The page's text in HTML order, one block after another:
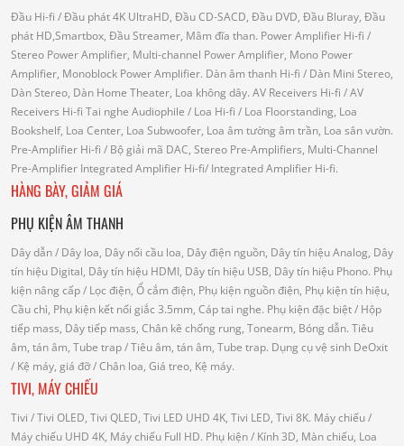
Đầu Hi-fi / Đầu phát 4K UltraHD, Đầu CD-SACD, Đầu DVD, Đầu Bluray, Đầu
phát HD,Smartbox, Đầu Streamer, Mâm đĩa than. Power Amplifier Hi-fi /
Stereo Power Amplifier, Multi-channel Power Amplifier, Mono Power
Amplifier, Monoblock Power Amplifier. Dàn âm thanh Hi-fi / Dàn Mini Stereo,
Dàn Stereo, Dàn Home Theater, Loa không dây. AV Receivers Hi-fi / AV
Receivers Hi-fi Tai nghe Audiophile / Loa Hi-fi / Loa Floorstanding, Loa
Bookshelf, Loa Center, Loa Subwoofer, Loa âm tường âm trần, Loa sân vườn.
Pre-Amplifier Hi-fi / Bộ giải mã DAC, Stereo Pre-Amplifiers, Multi-Channel
Pre-Amplifier Integrated Amplifier Hi-fi/ Integrated Amplifier Hi-fi.
HÀNG BÀY, GIẢM GIÁ
PHỤ KIỆN ÂM THANH
Dây dẫn/ Dây loa, Dây nối cầu loa, Dây điện nguồn, Dây tín hiệu Analog, Dây
tín hiệu Digital, Dây tín hiệu HDMI, Dây tín hiệu USB, Dây tín hiệu Phono. Phụ
kiện nâng cấp/ Lọc điện, Ổ cắm điện, Phụ kiện nguồn điện, Phụ kiện tín hiệu,
Cầu chì, Phụ kiện kết nối giắc 3.5mm, Cáp tai nghe. Phụ kiện đặc biệt/ Hộp
tiếp mass, Dây tiếp mass, Chân kê chống rung, Tonearm, Bóng dẫn. Tiêu
âm, tán âm, Tube trap/ Tiêu âm, tán âm, Tube trap. Dụng cụ vệ sinh DeOxit
/ Kệ máy, giá đỡ/ Chân loa, Giá treo, Kệ máy.
TIVI, MÁY CHIẾU
Tivi / Tivi OLED, Tivi QLED, Tivi LED UHD 4K, Tivi LED, Tivi 8K. Máy chiếu/
Máy chiếu UHD 4K, Máy chiếu Full HD. Phụ kiện/ Kính 3D, Màn chiếu, Loa